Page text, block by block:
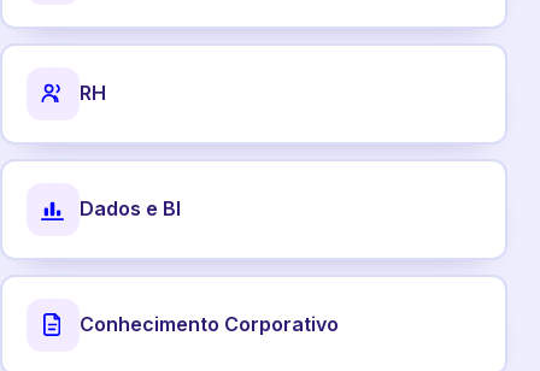
RH
Dados e BI
Conhecimento Corporativo